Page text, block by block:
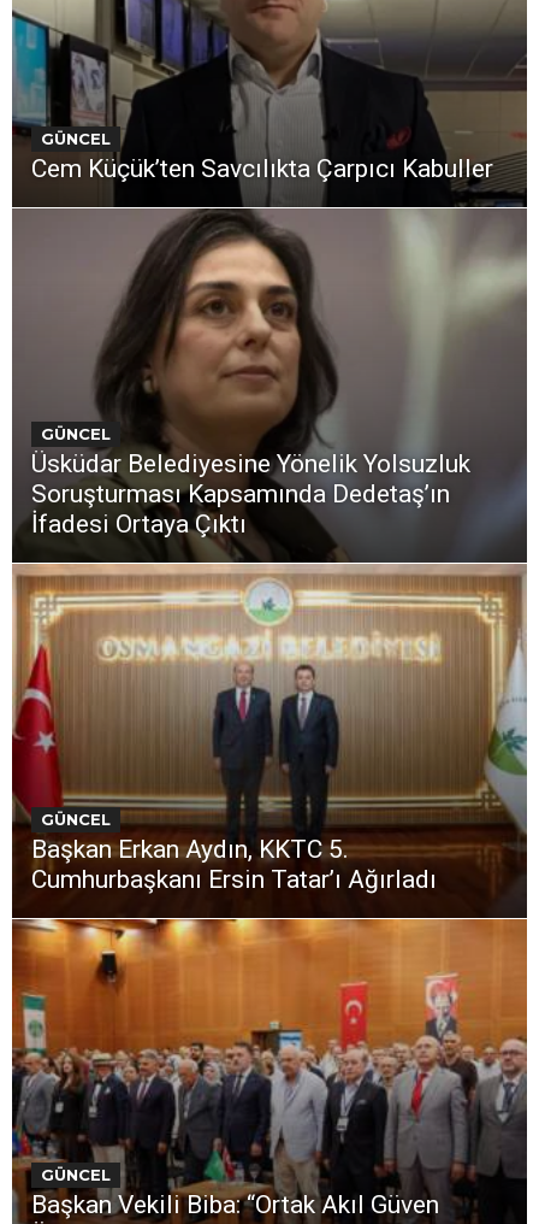
GÜNCEL
Cem Küçük’ten Savcılıkta Çarpıcı Kabuller
GÜNCEL
Üsküdar Belediyesine Yönelik Yolsuzluk
Soruşturması Kapsamında Dedetaş’ın
İfadesi Ortaya Çıktı
GÜNCEL
Başkan Erkan Aydın, KKTC 5.
Cumhurbaşkanı Ersin Tatar’ı Ağırladı
GÜNCEL
Başkan Vekili Biba: “Ortak Akıl Güven